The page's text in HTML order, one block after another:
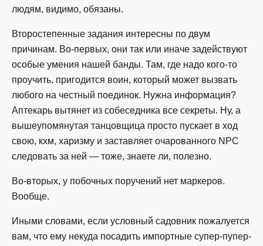
людям, видимо, обязаны.
Второстепенные задания интересны по двум
причинам. Во-первых, они так или иначе задействуют
особые умения нашей банды. Там, где надо кого-то
проучить, пригодится воин, который может вызвать
любого на честный поединок. Нужна информация?
Аптекарь вытянет из собеседника все секреты. Ну, а
вышеупомянутая танцовщица просто пускает в ход
свою, кхм, харизму и заставляет очарованного NPC
следовать за ней — тоже, знаете ли, полезно.
Во-вторых, у побочных поручений нет маркеров.
Вообще.
Иными словами, если условный садовник пожалуется
вам, что ему некуда посадить импортные супер-пупер-